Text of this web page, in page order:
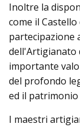
Inoltre la
come il
partecipazione
dell'Artigianato
importante
del profondo
ed il
I maestri